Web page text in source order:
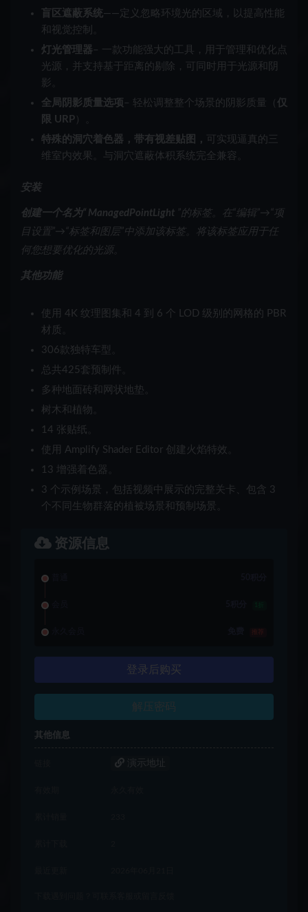
盲区遮蔽系统——定义忽略环境光的区域，以提高性能
和视觉控制。
灯光管理器– 一款功能强大的工具，用于管理和优化点
光源，并支持基于距离的剔除，可同时用于光源和阴
影。
全局阴影质量选项 – 轻松调整整个场景的阴影质量（ 仅
限 URP ）。
特殊的洞穴着色器，带有视差贴图， 可实现逼真的三
维室内效果。与洞穴遮蔽体积系统完全兼容。
安装
创建一个名为“ ManagedPointLight ”的标签 。在“编辑”→“项
目设置”→“标签和图层”中添加该标签。将该标签应用于任
何您想要优化的光源。
其他功能
使用 4K 纹理图集和 4 到 6 个 LOD 级别的网格的 PBR
材质。
306款独特车型。
总共425套预制件。
多种地面砖和网状地垫。
树木和植物。
14 张贴纸。
使用 Amplify Shader Editor 创建火焰特效。
13 增强着色器。
3 个示例场景，包括视频中展示的完整关卡、包含 3
个不同生物群落的植被场景和预制场景。
资源信息
推荐
登录后购买
解压密码
其他信息
演示地址